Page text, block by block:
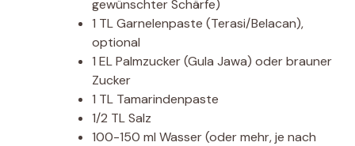
gewünschter Schärfe)
1 TL Garnelenpaste (Terasi/Belacan),
optional
1 EL Palmzucker (Gula Jawa) oder brauner
Zucker
1 TL Tamarindenpaste
1/2 TL Salz
100-150 ml Wasser (oder mehr, je nach